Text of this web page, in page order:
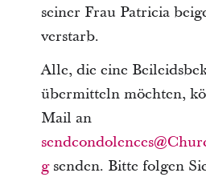
seiner Frau Patricia
verstarb.
Alle, die eine
übermitteln möchten,
Mail an
gsenden. Bitte folgen